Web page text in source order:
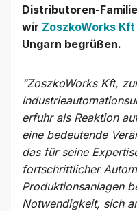
Distributoren-
wir ZoszkoWorks Kft
Ungarn begrüßen.
“ZoszkoWorks Kft,
erfuhr als Reaktion
eine bedeutende
das für seine
fortschrittlicher
Produktionsanlagen
Notwendigkeit, sich